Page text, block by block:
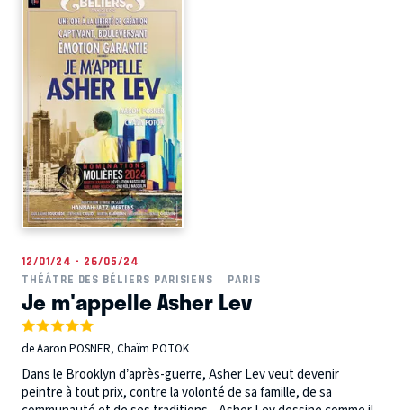
12/01/24 - 26/05/24
THÉÂTRE DES BÉLIERS PARISIENS
PARIS
Je m'appelle Asher Lev
de Aaron POSNER, Chaïm POTOK
Dans le Brooklyn d’après-guerre, Asher Lev veut devenir
peintre à tout prix, contre la volonté de sa famille, de sa